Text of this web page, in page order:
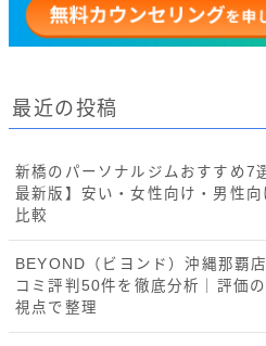
最近の投稿
新橋のパーソナルジムおすすめ7
最新版】安い・女性向け・男性向
比較
BEYOND（ビヨンド）沖縄那覇
コミ評判50件を徹底分析｜評価
視点で整理